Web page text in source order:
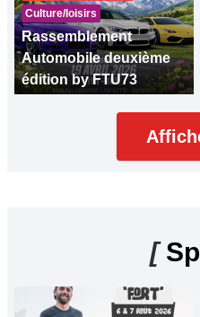
Culture/loisirs
Rassemblement
Automobile deuxième
édition by FTU73
[